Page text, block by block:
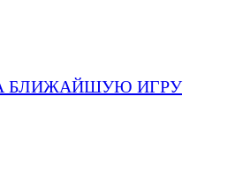
БЛИЖАЙШУЮ ИГРУ